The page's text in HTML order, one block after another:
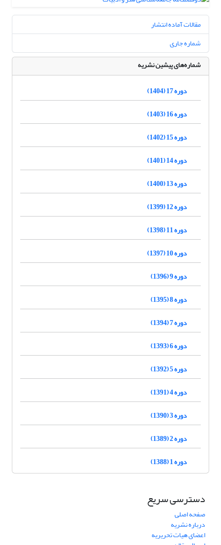
مقالات آماده انتشار
شماره جاری
شماره‌های پیشین نشریه
دوره 17 (1404)
دوره 16 (1403)
دوره 15 (1402)
دوره 14 (1401)
دوره 13 (1400)
دوره 12 (1399)
دوره 11 (1398)
دوره 10 (1397)
دوره 9 (1396)
دوره 8 (1395)
دوره 7 (1394)
دوره 6 (1393)
دوره 5 (1392)
دوره 4 (1391)
دوره 3 (1390)
دوره 2 (1389)
دوره 1 (1388)
دسترسی سریع
صفحه اصلی
درباره نشریه
اعضای هیات تحریریه